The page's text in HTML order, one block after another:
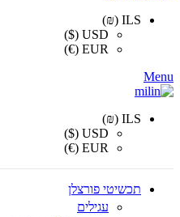
ILS (₪)
USD ($)
EUR (€)
Menu
ILS (₪)
USD ($)
EUR (€)
תכשיטי פורצלן
עגילים